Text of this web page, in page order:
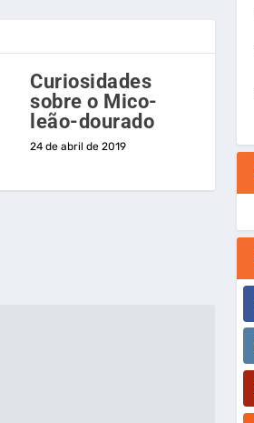
Curiosidades
sobre o Mico-
leão-dourado
24 de abril de 2019